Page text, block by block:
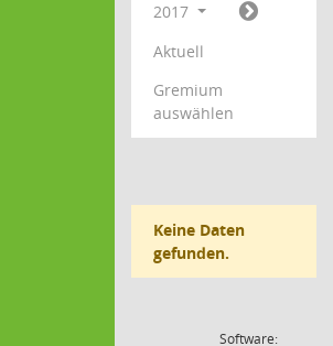
2017
Aktuell
Gremium
auswählen
Keine Daten
gefunden.
Software: